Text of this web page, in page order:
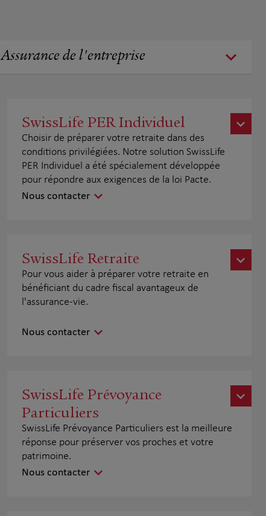
Assurance de l'entreprise
SwissLife PER Individuel
Choisir de préparer votre retraite dans des
conditions privilégiées. Notre solution SwissLife
PER Individuel a été spécialement développée
pour répondre aux exigences de la loi Pacte.
Nous contacter
SwissLife Retraite
Pour vous aider à préparer votre retraite en
bénéficiant du cadre fiscal avantageux de
l'assurance-vie.
Nous contacter
SwissLife Prévoyance
Particuliers
SwissLife Prévoyance Particuliers est la meilleure
réponse pour préserver vos proches et votre
patrimoine.
Nous contacter